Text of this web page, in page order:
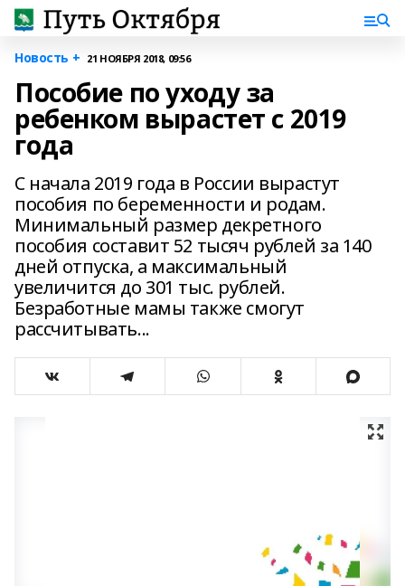
Новость + 21 НОЯБРЯ 2018, 09:56
Пособие по уходу за
ребенком вырастет с 2019
года
С начала 2019 года в России вырастут
пособия по беременности и родам.
Минимальный размер декретного
пособия составит 52 тысяч рублей за 140
дней отпуска, а максимальный
увеличится до 301 тыс. рублей.
Безработные мамы также смогут
рассчитывать...